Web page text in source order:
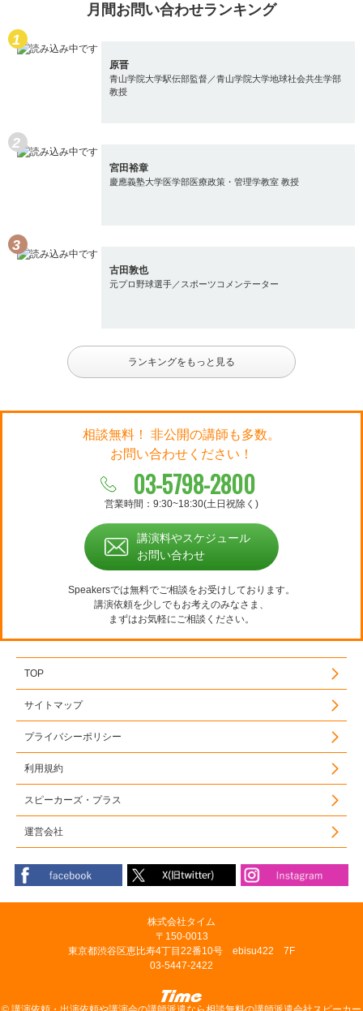
月間お問い合わせランキング
原晋
青山学院大学駅伝部監督／青山学院大学地球社会共生学部
教授
宮田裕章
慶應義塾大学医学部医療政策・管理学教室 教授
古田敦也
元プロ野球選手／スポーツコメンテーター
ランキングをもっと見る
相談無料！ 非公開の講師も多数。
お問い合わせください！
03-5798-2800
営業時間：9:30~18:30(土日祝除く)
講演料やスケジュール
お問い合わせ
Speakersでは無料でご相談をお受けしております。
講演依頼を少しでもお考えのみなさま、
まずはお気軽にご相談ください。
TOP
サイトマップ
プライバシーポリシー
利用規約
スピーカーズ・プラス
運営会社
株式会社タイム
〒150-0013
東京都渋谷区恵比寿4丁目22番10号 ebisu422 7F
03-5447-2422